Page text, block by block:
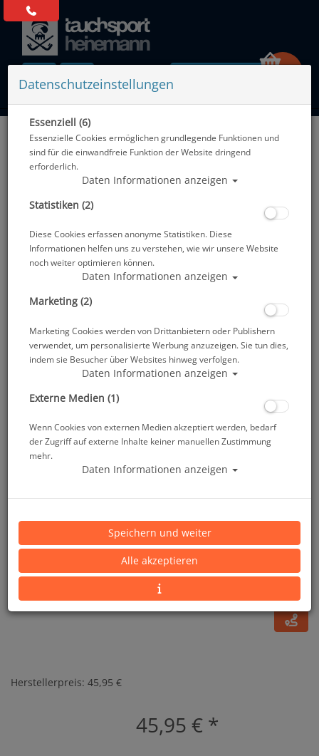
Alle Artikel zeigen aus: Werkzeuge & Tools
Mares Multi Tool Tech #
Artikelnr.: mar-415703
Herstellerpreis: 45,95 €
45,95 € *
Datenschutzeinstellungen
Essenziell (6)
Essenzielle Cookies ermöglichen grundlegende Funktionen und
sind für die einwandfreie Funktion der Website dringend
erforderlich.
Daten Informationen anzeigen
Statistiken (2)
Diese Cookies erfassen anonyme Statistiken. Diese
Informationen helfen uns zu verstehen, wie wir unsere Website
noch weiter optimieren können.
Daten Informationen anzeigen
Marketing (2)
Marketing Cookies werden von Drittanbietern oder Publishern
verwendet, um personalisierte Werbung anzuzeigen. Sie tun dies,
indem sie Besucher über Websites hinweg verfolgen.
Daten Informationen anzeigen
Externe Medien (1)
Wenn Cookies von externen Medien akzeptiert werden, bedarf
der Zugriff auf externe Inhalte keiner manuellen Zustimmung
mehr.
Daten Informationen anzeigen
Speichern und weiter
Alle akzeptieren